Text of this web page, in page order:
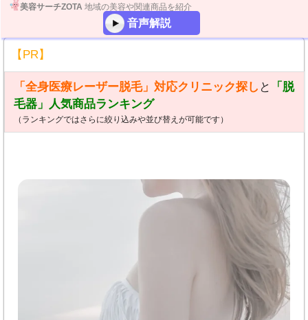
【PR】
「全身医療レーザー脱毛」対応クリニック探し と
「脱
毛器」人気商品ランキング
（ランキングではさらに絞り込みや並び替えが可能です）
音声解説
美容サーチZOTA 地域の美容や関連商品を紹介